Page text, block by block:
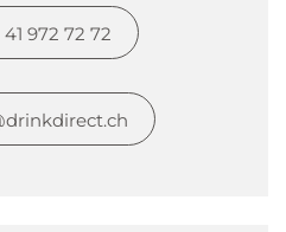
41 972 72 72